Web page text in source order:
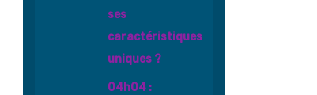
ses
caractéristiques
uniques ?
04h04 :